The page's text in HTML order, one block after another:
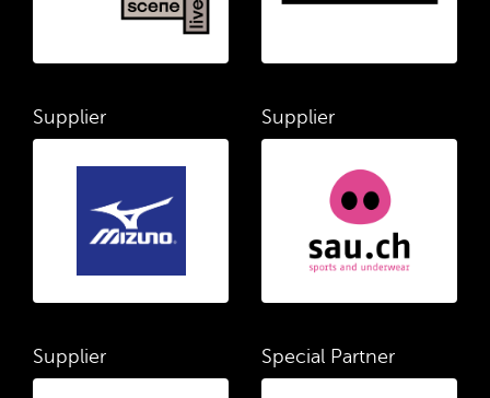
Supplier Supplier
Supplier Special Partner